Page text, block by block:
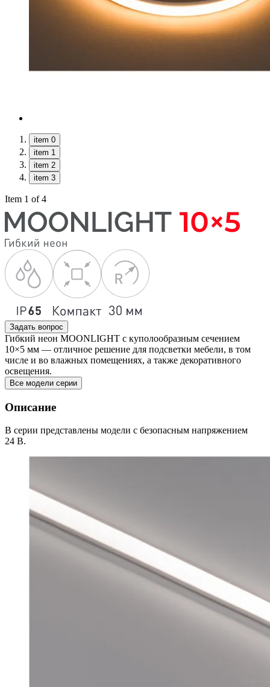
item 0
item 1
item 2
item 3
Item 1 of 4
Задать вопрос
Гибкий неон MOONLIGHT с куполообразным сечением
10×5 мм — отличное решение для подсветки мебели, в том
числе и во влажных помещениях, а также декоративного
освещения.
Все модели серии
Описание
В серии представлены модели с безопасным напряжением
24 В.